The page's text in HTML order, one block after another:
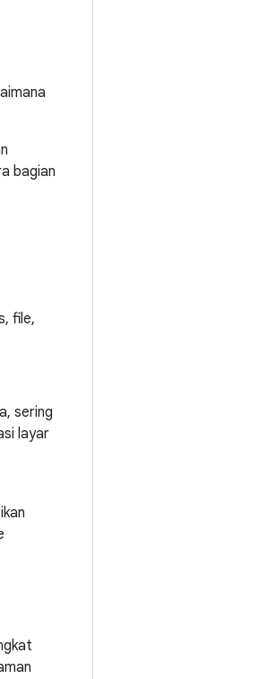
bagian
file,
sering
layar